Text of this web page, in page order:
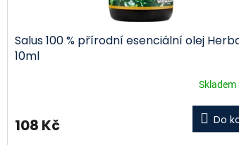
Salus 100 % přírodní esenciální olej
10ml
Skladem
108 Kč Do